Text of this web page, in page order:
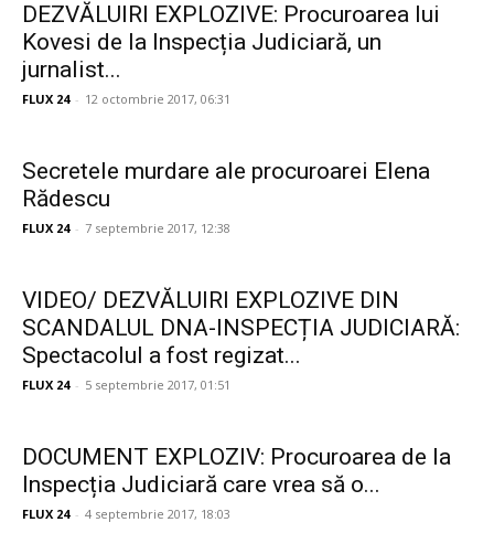
DEZVĂLUIRI EXPLOZIVE: Procuroarea lui
Kovesi de la Inspecția Judiciară, un
jurnalist...
FLUX 24 - 12 octombrie 2017, 06:31
Secretele murdare ale procuroarei Elena
Rădescu
FLUX 24 - 7 septembrie 2017, 12:38
VIDEO/ DEZVĂLUIRI EXPLOZIVE DIN
SCANDALUL DNA-INSPECȚIA JUDICIARĂ:
Spectacolul a fost regizat...
FLUX 24 - 5 septembrie 2017, 01:51
DOCUMENT EXPLOZIV: Procuroarea de la
Inspecția Judiciară care vrea să o...
FLUX 24 - 4 septembrie 2017, 18:03